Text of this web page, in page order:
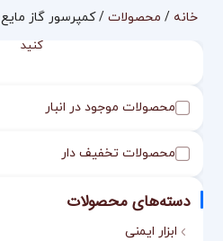
خانه / محصولات / کمپرسور گاز مایع
اکنون
خرید
کنید
محصولات موجود در انبار
محصولات تخفیف دار
دسته‌های محصولات
ابزار ایمنی